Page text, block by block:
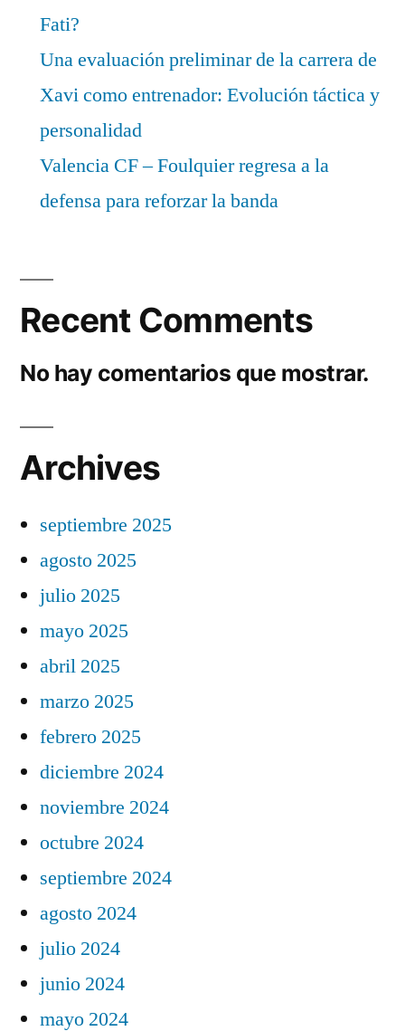
Fati?
Una evaluación preliminar de la carrera de
Xavi como entrenador: Evolución táctica y
personalidad
Valencia CF – Foulquier regresa a la
defensa para reforzar la banda
Recent Comments
No hay comentarios que mostrar.
Archives
septiembre 2025
agosto 2025
julio 2025
mayo 2025
abril 2025
marzo 2025
febrero 2025
diciembre 2024
noviembre 2024
octubre 2024
septiembre 2024
agosto 2024
julio 2024
junio 2024
mayo 2024